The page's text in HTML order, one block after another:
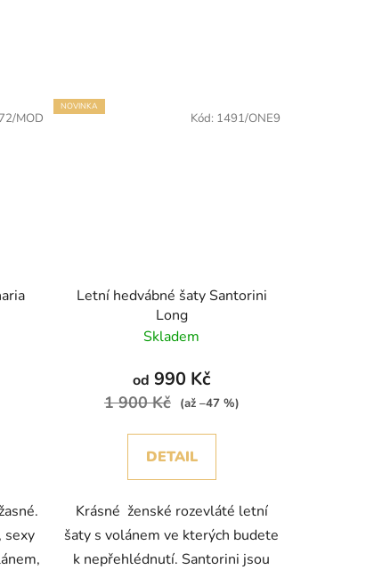
sexy
MOD
NOVINKA
Letní hedvábné šaty Santorini
Long
Skladem
od 990 Kč
1 900 Kč (až –47 %)
DETAIL
Krásné ženské rozevláté letní
šaty s volánem ve kterých budete
k nepřehlédnutí. Santorini jsou
Kód: 1491/ONE9